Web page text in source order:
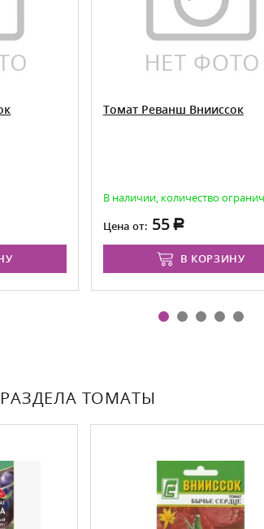
Томат Реванш Внииссок
В наличии, количество
Цена от: 55
В КОРЗИНУ
ТОМАТЫ